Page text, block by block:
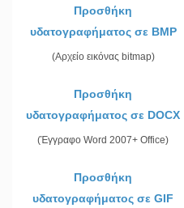
Προσθήκη
υδατογραφήματος σε BMP
(Αρχείο εικόνας bitmap)
Προσθήκη
υδατογραφήματος σε DOCX
(Έγγραφο Word 2007+ Office)
Προσθήκη
υδατογραφήματος σε GIF